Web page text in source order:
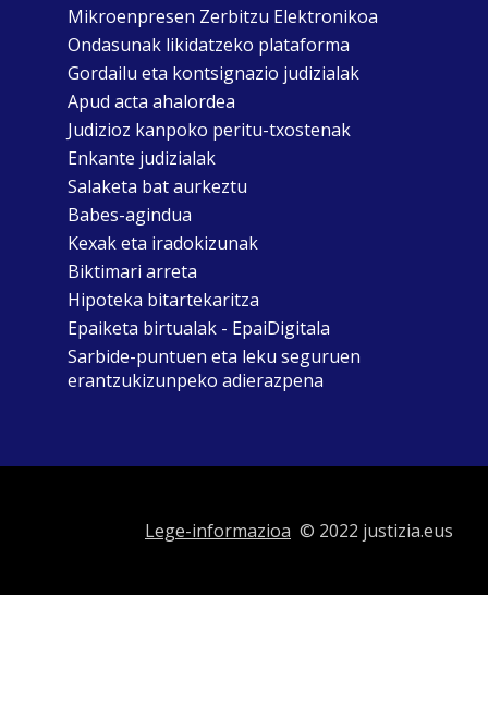
Mikroenpresen Zerbitzu Elektronikoa
Ondasunak likidatzeko plataforma
Gordailu eta kontsignazio judizialak
Apud acta ahalordea
Judizioz kanpoko peritu-txostenak
Enkante judizialak
Salaketa bat aurkeztu
Babes-agindua
Kexak eta iradokizunak
Biktimari arreta
Hipoteka bitartekaritza
Epaiketa birtualak - EpaiDigitala
Sarbide-puntuen eta leku seguruen
erantzukizunpeko adierazpena
Lege-informazioa © 2022 justizia.eus